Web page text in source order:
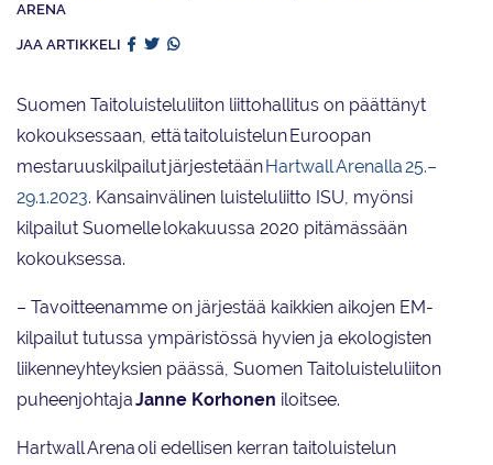
ARENA
JAA ARTIKKELI
Suomen Taitoluisteluliiton liittohallitus on päättänyt
kokouksessaan, että taitoluistelun Euroopan
mestaruuskilpailut järjestetäänHartwall Arenalla 25.–
29.1.2023. Kansainvälinen luisteluliitto ISU, myönsi
kilpailut Suomelle lokakuussa 2020 pitämässään
kokouksessa.
– Tavoitteenamme on järjestää kaikkien aikojen EM-
kilpailut tutussa ympäristössä hyvien ja ekologisten
liikenneyhteyksien päässä, Suomen Taitoluisteluliiton
puheenjohtajaJanne Korhonen iloitsee.
Hartwall Arena oli edellisen kerran taitoluistelun